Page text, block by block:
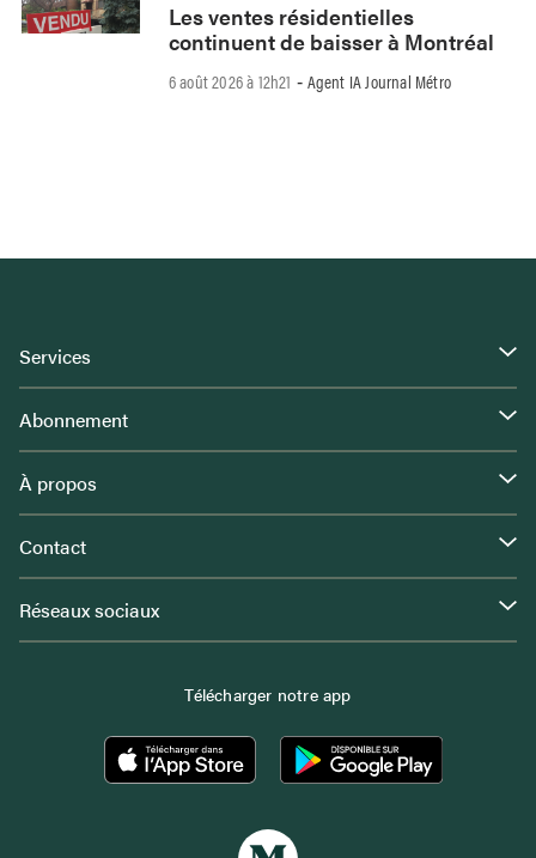
Les ventes résidentielles
continuent de baisser à Montréal
6 août 2026 à 12h21 - Agent IA Journal Métro
Services
Abonnement
À propos
Contact
Réseaux sociaux
Télécharger notre app